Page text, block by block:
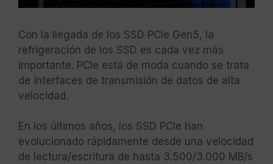
Con la llegada de los SSD PCIe Gen5, la
refrigeración de los SSD es cada vez más
importante. PCIe está de moda cuando se trata
de interfaces de transmisión de datos de alta
velocidad.
En los últimos años, los SSD PCIe han
evolucionado rápidamente desde una velocidad
de lectura/escritura de hasta 3.500/3.000 MB/s